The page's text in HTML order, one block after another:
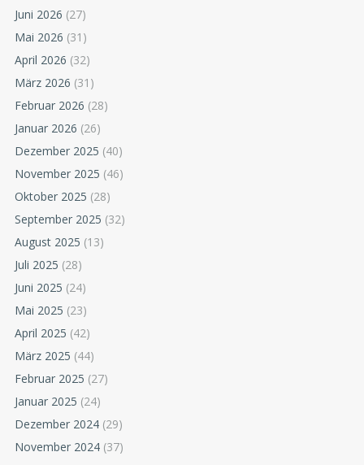
Juni 2026 (27)
Mai 2026 (31)
April 2026 (32)
März 2026 (31)
Februar 2026 (28)
Januar 2026 (26)
Dezember 2025 (40)
November 2025 (46)
Oktober 2025 (28)
September 2025 (32)
August 2025 (13)
Juli 2025 (28)
Juni 2025 (24)
Mai 2025 (23)
April 2025 (42)
März 2025 (44)
Februar 2025 (27)
Januar 2025 (24)
Dezember 2024 (29)
November 2024 (37)